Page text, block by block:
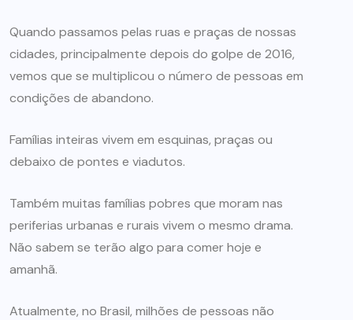
Quando passamos pelas ruas e praças de nossas
cidades, principalmente depois do golpe de 2016,
vemos que se multiplicou o número de pessoas em
condições de abandono.
Famílias inteiras vivem em esquinas, praças ou
debaixo de pontes e viadutos.
Também muitas famílias pobres que moram nas
periferias urbanas e rurais vivem o mesmo drama.
Não sabem se terão algo para comer hoje e
amanhã.
Atualmente, no Brasil, milhões de pessoas não